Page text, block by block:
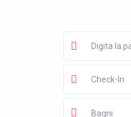
Bagni